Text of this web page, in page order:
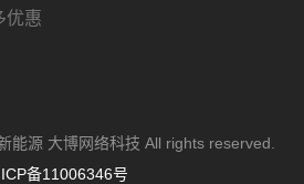
优惠
能源 大博网络科技 All rights reserved.
备11006346号